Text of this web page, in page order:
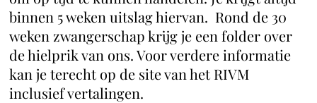
binnen 5 weken uitslag hiervan. Rond de 30
weken zwangerschap krijg je een folder over
de hielprik van ons. Voor verdere informatie
kan je terecht op de site van het RIVM
inclusief vertalingen.